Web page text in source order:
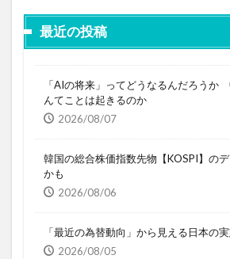
最近の投稿
「AIの将来」ってどうなるんだろうか
んてことは起きるのか
2026/08/07
韓国の総合株価指数先物【KOSPI】の
かも
2026/08/06
「最近の為替動向」から見える日本の
2026/08/05